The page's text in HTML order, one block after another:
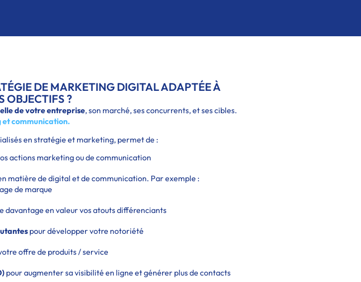
DE MARKETING DIGITAL ADAPTÉE À
OBJECTIFS ?
de votre entreprise, son marché, ses concurrents, et ses cibles.
communication.
en stratégie et marketing, permet de :
actions marketing ou de communication
matière de digital et de communication. Par exemple :
de marque
davantage en valeur vos atouts différenciants
pour développer votre notoriété
offre de produits / service
pour augmenter sa visibilité en ligne et générer plus de contacts